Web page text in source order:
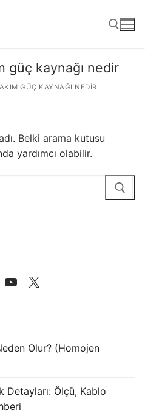
Aydınlatma
Ürünler
Şerit LED
güç kaynağı nedir
GÜÇ KAYNAĞI NEDIR
Belki arama kutusu
yardımcı olabilir.
Olur? (Homojen
Detayları: Ölçü, Kablo